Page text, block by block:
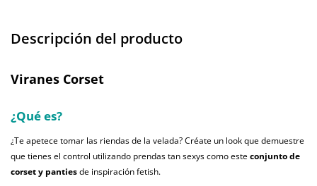
Descripción del producto
Viranes Corset
¿Qué es?
¿Te apetece tomar las riendas de la velada? Créate un look que demuestre
que tienes el control utilizando prendas tan sexys como esteconjunto de
corset y pantiesde inspiración fetish.